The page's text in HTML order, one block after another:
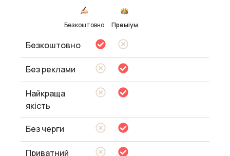
Безкоштовно Преміум
Безкоштовно
Без реклами
Найкраща
якість
Без черги
Приватний